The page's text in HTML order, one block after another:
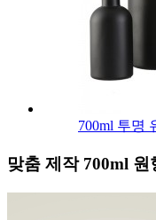
700ml 투명
맞춤 제작 700ml 원